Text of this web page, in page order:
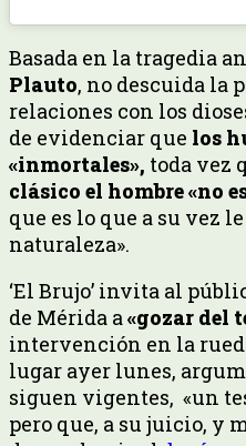
Basada en la tragedia
Plauto, no descuida la
relaciones con los
de evidenciar que los
«inmortales», toda vez
clásico el hombre «no
que es lo que a su vez
naturaleza».
‘El Brujo’ invita al
de Mérida a«gozar del
intervención en la
lugar ayer lunes,
siguen vigentes, «un
pero que, a su juicio, y